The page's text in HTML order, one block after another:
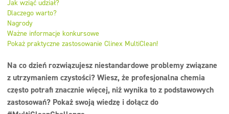
Surfaces lavables
Doseurs
Textiles
Na co dzień rozwiązujesz niestandardowe problemy związane
z utrzymaniem czystości? Wiesz, że profesjonalna chemia
często potrafi znacznie więcej, niż wynika to z podstawowych
zastosowań? Pokaż swoją wiedzę i dołącz do
Jak wziąć udział?
Dlaczego warto?
Nagrody
Ważne informacje konkursowe
Pokaż praktyczne zastosowanie Clinex MultiClean!